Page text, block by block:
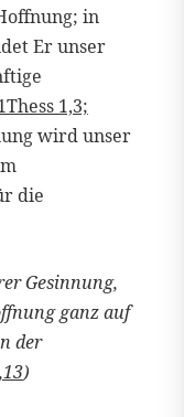
in
Er unser
1,3;
wird unser
die
Gesinnung,
ganz auf
der
)